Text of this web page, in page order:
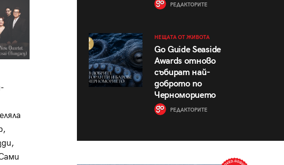
РЕДАКТОРИТЕ
НЕЩАТА ОТ ЖИВОТА
Go Guide Seaside
Awards отново
събират най-
доброто по
Черноморието
РЕДАКТОРИТЕ